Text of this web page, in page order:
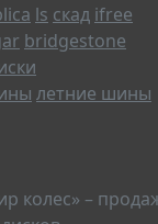
ls скад ifree
bridgestone
летние шины
колес» –